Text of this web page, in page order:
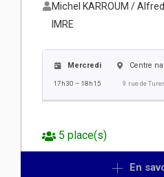
Michel KARROUM /
IMRE
Mercredi
17h30 – 18h15
Centre
9 rue de
5 place(s)
En